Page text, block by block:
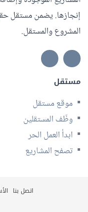
إنجازها. يضمن مستقل
المشروع والمستقل.
مستقل
موقع مستقل
وظّف المستقلين
ابدأ العمل الحر
تصفح المشاريع
اتصل بنا